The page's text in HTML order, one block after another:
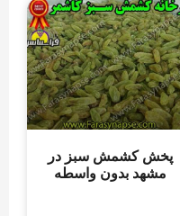
پخش کشمش سبز در
مشهد بدون واسطه